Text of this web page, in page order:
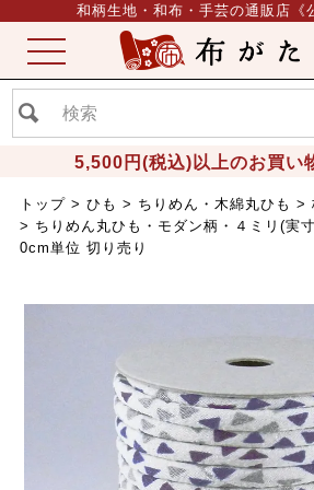
和柄生地・和布・手芸の通販店《
5,500円(税込)以上のお買い
ME
NU
トップ ひも ちりめん・木綿丸ひも
ちりめん丸ひも・モダン柄・４ミリ(
0cm単位 切り売り